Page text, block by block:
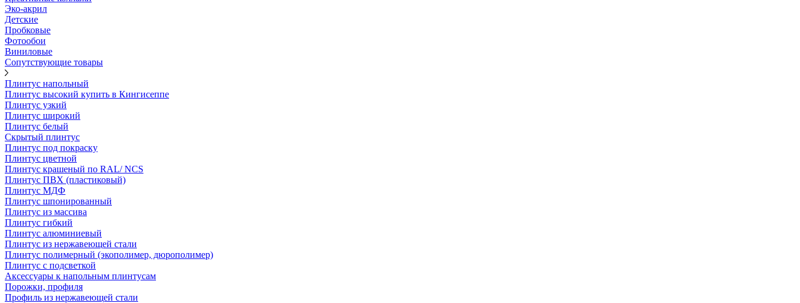
Эко-акрил
Детские
Пробковые
Фотообои
Виниловые
Сопутствующие товары
Плинтус напольный
Плинтус высокий купить в Кингисеппе
Плинтус узкий
Плинтус широкий
Плинтус белый
Скрытый плинтус
Плинтус под покраску
Плинтус цветной
Плинтус крашеный по RAL/ NCS
Плинтус ПВХ (пластиковый)
Плинтус МДФ
Плинтус шпонированный
Плинтус из массива
Плинтус гибкий
Плинтус алюминиевый
Плинтус из нержавеющей стали
Плинтус полимерный (экополимер, дюрополимер)
Плинтус с подсветкой
Аксессуары к напольным плинтусам
Порожки, профиля
Профиль из нержавеющей стали